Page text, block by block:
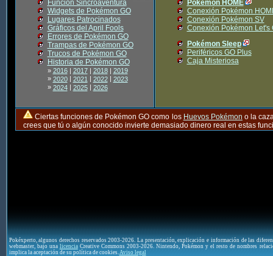
Función Sincroaventura
Widgets de Pokémon GO
Lugares Patrocinados
Gráficos del April Fools
Errores de Pokémon GO
Trampas de Pokémon GO
Trucos de Pokémon GO
Historia de Pokémon GO
» 2016| 2017| 2018| 2019
» 2020| 2021| 2022| 2023
» 2024| 2025| 2026
Pokémon HOME
Conexión Pokémon
Conexión Pokémon SV
Conexión Pokémon Let's
Pokémon Sleep
Periféricos GO Plus
Caja Misteriosa
Ciertas funciones de Pokémon GO como los Huevos Pokémon o la
crees que tú o algún conocido invierte demasiado dinero real en estas
Pokéxperto, algunos derechos reservados 2003-2026. La presentación, explicación e información de las
webmaster, bajo una licenciaCreative Commons 2003-2026. Nintendo, Pokémon y el resto de nombres
implica la aceptación de su política de cookies. Aviso legal